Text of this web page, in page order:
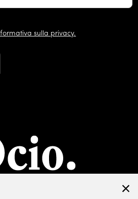
sulla privacy.